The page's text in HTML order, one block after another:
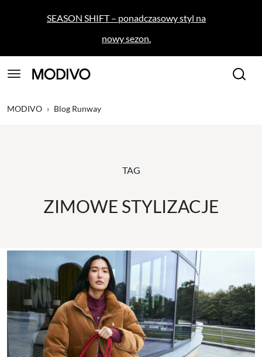
SEASON SHIFT – ponadczasowy styl na
nowy sezon.
MODIVO › Blog Runway
TAG
ZIMOWE STYLIZACJE